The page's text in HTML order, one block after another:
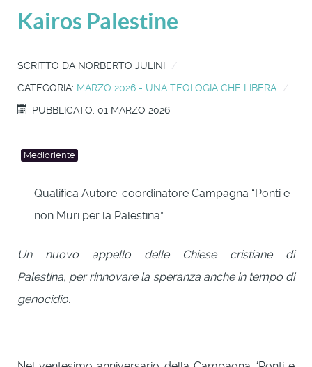
Kairos Palestine
SCRITTO DA NORBERTO JULINI
CATEGORIA: MARZO 2026 - UNA TEOLOGIA CHE LIBERA
PUBBLICATO: 01 MARZO 2026
Medioriente
Qualifica Autore: coordinatore Campagna “Ponti e
non Muri per la Palestina”
Un nuovo appello delle Chiese cristiane di
Palestina, per rinnovare la speranza anche in tempo di
genocidio.